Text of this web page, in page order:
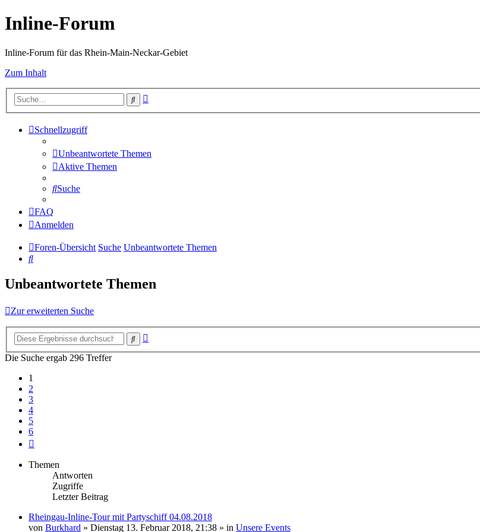
Inline-Forum
Inline-Forum für das Rhein-Main-Neckar-Gebiet
Zum Inhalt
Suche
Schnellzugriff
Unbeantwortete Themen
Aktive Themen
Suche
FAQ
Anmelden
Foren-Übersicht Suche Unbeantwortete Themen
Suche
Unbeantwortete Themen
Zur erweiterten Suche
Suche
Die Suche ergab 296 Treffer
1
2
3
4
5
6
Themen
Antworten
Zugriffe
Letzter Beitrag
Rheingau-Inline-Tour mit Partyschiff 04.08.2018
von Burkhard » Dienstag 13. Februar 2018, 21:38 » in Unsere Events